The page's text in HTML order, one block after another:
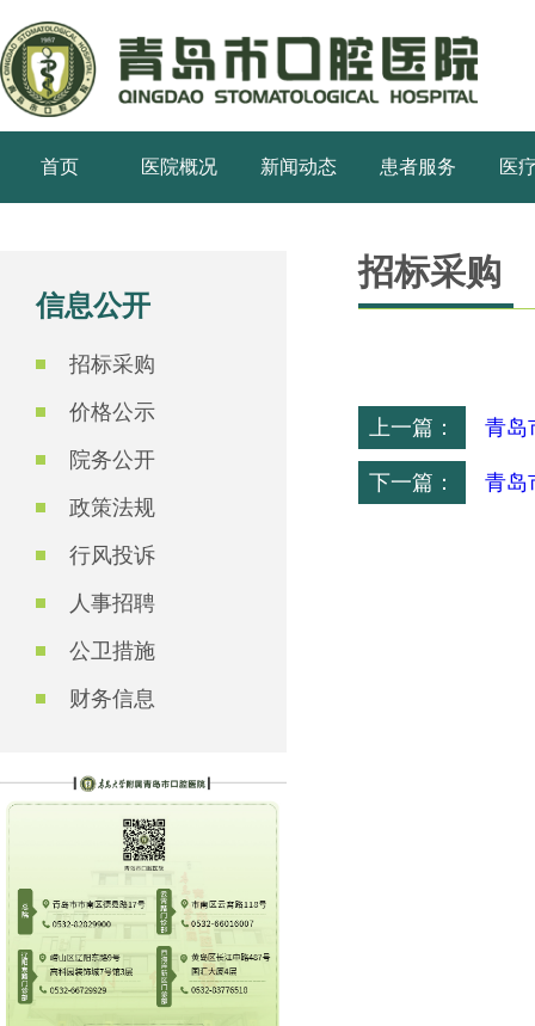
首页 医院概况 新闻动态 患者服务 医
信息公开
招标采购
价格公示
院务公开
政策法规
行风投诉
人事招聘
公卫措施
财务信息
招标采购
上一篇： 青岛
下一篇： 青岛